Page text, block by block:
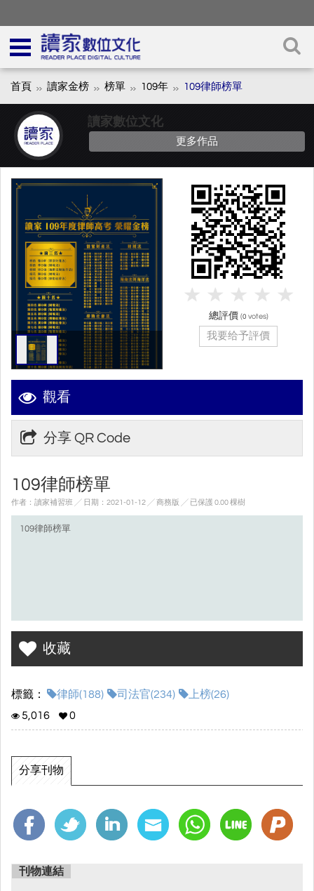
首頁 讀家金榜 榜單 109年 109律師榜單
讀家數位文化
更多作品
觀看
分享 QR Code
109律師榜單
作者：讀家補習班 ╱ 日期：2021-01-12 ╱ 商務版 ╱ 已保護 0.00 棵樹
109律師榜單
收藏
標籤： 律師(188) 司法官(234)
上榜(26)
5,016
0
分享刊物
刊物連結
總評價 (0 votes)
我要给予評價